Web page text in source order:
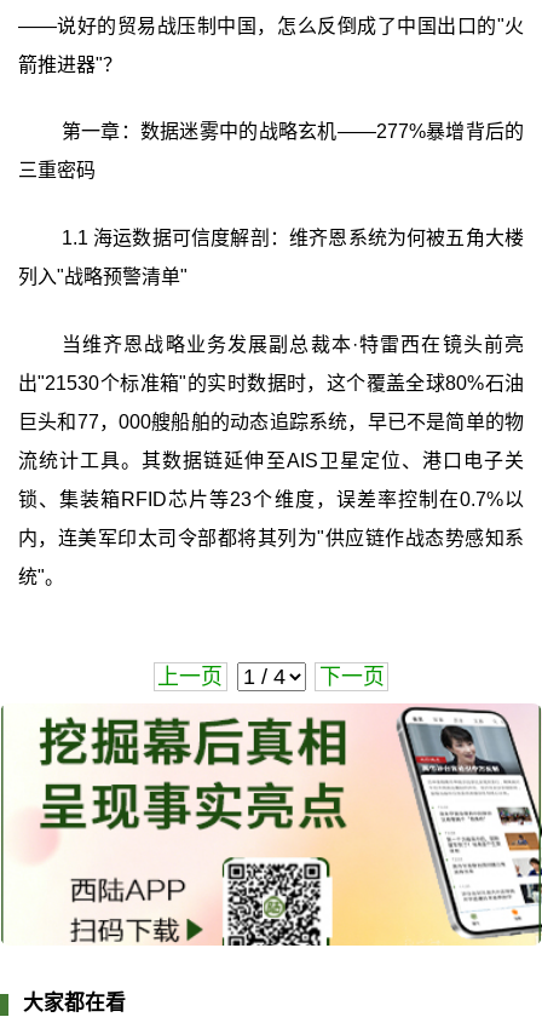
——说好的贸易战压制中国，怎么反倒成了中国出口的"火
箭推进器"？
第一章：数据迷雾中的战略玄机——277%暴增背后的
三重密码
1.1 海运数据可信度解剖：维齐恩系统为何被五角大楼
列入"战略预警清单"
当维齐恩战略业务发展副总裁本·特雷西在镜头前亮
出"21530个标准箱"的实时数据时，这个覆盖全球80%石油
巨头和77，000艘船舶的动态追踪系统，早已不是简单的物
流统计工具。其数据链延伸至AIS卫星定位、港口电子关
锁、集装箱RFID芯片等23个维度，误差率控制在0.7%以
内，连美军印太司令部都将其列为"供应链作战态势感知系
统"。
上一页 下一页
大家都在看